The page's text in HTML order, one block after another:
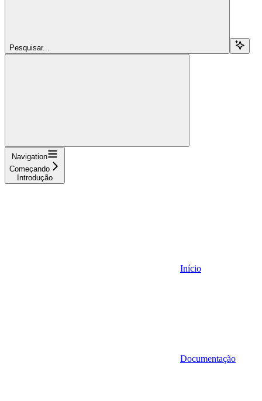
Pesquisar...
Navigation
Começando
Introdução
Início
Documentação